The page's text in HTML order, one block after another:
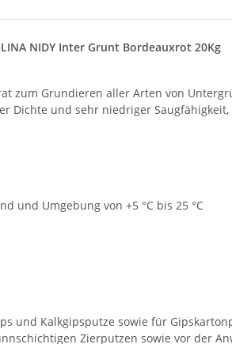
NIDY Inter Grunt Bordeauxrot 20Kg
zum Grundieren aller Arten von
Dichte und sehr niedriger Saugfähigkeit,
und Umgebung von +5 °C bis 25 °C
und Kalkgipsputze sowie für
Zierputzen sowie vor der